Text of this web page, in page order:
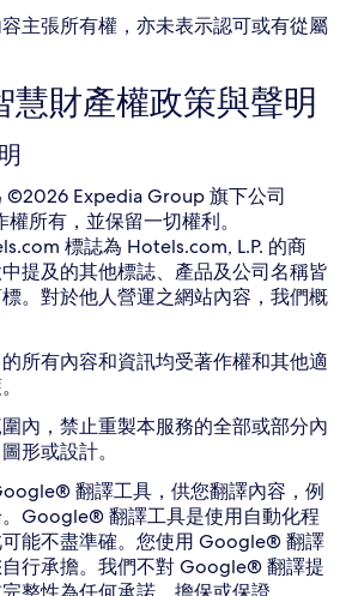
主張所有權，亦未表示認可或有從屬
慧財產權政策與聲明
©2026 Expedia Group 旗下公司
所有，並保留一切權利。
標誌為 Hotels.com, L.P. 的商
提及的其他標誌、產品及公司名稱皆
。對於他人營運之網站內容，我們概
所有內容和資訊均受著作權和其他適
內，禁止重製本服務的全部或部分內
形或設計。
翻譯工具，供您翻譯內容，例
Google® 翻譯工具是使用自動化程
能不盡準確。您使用 Google® 翻譯
行承擔。我們不對 Google® 翻譯提